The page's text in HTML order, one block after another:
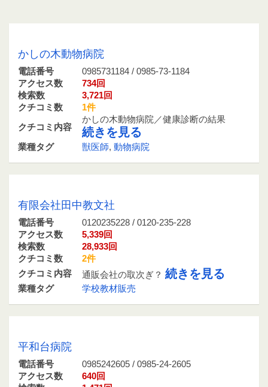
かしの木動物病院
電話番号
0985731184 / 0985-73-1184
アクセス数
734回
検索数
3,721回
クチコミ数
1件
クチコミ内容
かしの木動物病院／健康診断の結果
続きを見る
業種タグ 獣医師, 動物病院
有限会社田中教文社
電話番号
0120235228 / 0120-235-228
アクセス数
5,339回
検索数
28,933回
クチコミ数
2件
クチコミ内容
通販会社の取次ぎ？ 続きを見る
業種タグ 学校教材販売
平和台病院
電話番号
0985242605 / 0985-24-2605
アクセス数
640回